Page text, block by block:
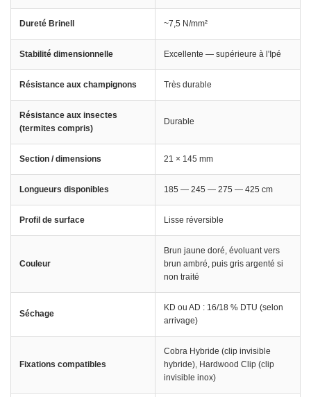
Dureté Brinell ~7,5 N/mm²
Stabilité dimensionnelle Excellente — supérieure à l'Ipé
Résistance aux champignons Très durable
Résistance aux insectes
(termites compris)
Durable
Section / dimensions 21 × 145 mm
Longueurs disponibles 185 — 245 — 275 — 425 cm
Profil de surface Lisse réversible
Couleur
Brun jaune doré, évoluant vers
brun ambré, puis gris argenté si
non traité
Séchage
KD ou AD : 16/18 % DTU (selon
arrivage)
Fixations compatibles
Cobra Hybride (clip invisible
hybride), Hardwood Clip (clip
invisible inox)